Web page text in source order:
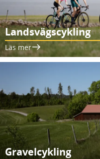
Landsvägscykling
Läs mer
Gravelcykling